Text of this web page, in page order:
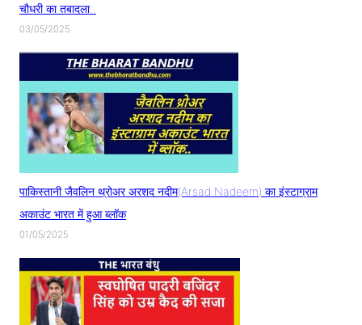
चौधरी का तबादला..
03/05/2025
पाकिस्तानी जैवलिन थ्रोअर अरशद नदीम(Arsad Nadeem) का इंस्टाग्राम
अकाउंट भारत में हुआ ब्लॉक
01/05/2025